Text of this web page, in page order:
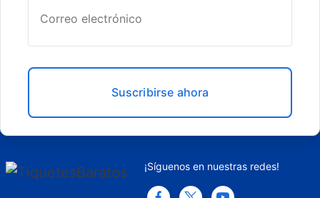
Suscribirse ahora
¡Síguenos en nuestras redes!